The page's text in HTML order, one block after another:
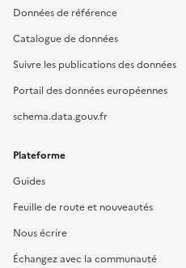
Données de référence
Catalogue de données
Suivre les publications des données
Portail des données européennes
schema.data.gouv.fr
Plateforme
Guides
Feuille de route et nouveautés
Nous écrire
Échangez avec la communauté